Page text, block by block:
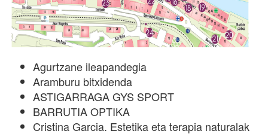
Agurtzane ileapandegia
Aramburu bitxidenda
ASTIGARRAGA GYS SPORT
BARRUTIA OPTIKA
Cristina Garcia. Estetika eta terapia naturalak